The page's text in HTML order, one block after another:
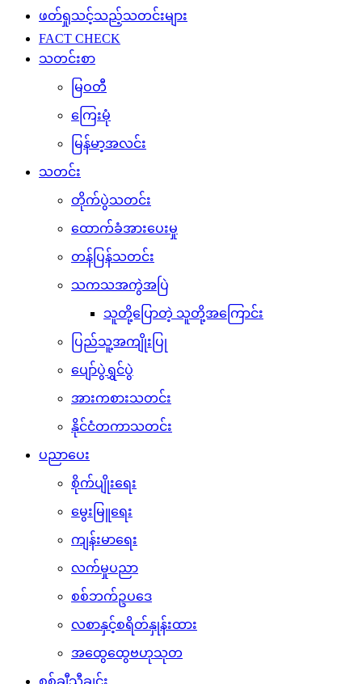
ဖတ်ရှုသင့်သည့်သတင်းများ
FACT CHECK
သတင်းစာ
မြဝတီ
ကြေးမုံ
မြန်မာ့အလင်း
သတင်း
တိုက်ပွဲသတင်း
ထောက်ခံအားပေးမှု
တန်ပြန်သတင်း
သကသအကွဲအပြဲ
သူတို့ပြောတဲ့ သူတို့အကြောင်း
ပြည်သူ့အကျိုးပြု
ပျော်ပွဲရွှင်ပွဲ
အားကစားသတင်း
နိုင်ငံတကာသတင်း
ပညာပေး
စိုက်ပျိုးရေး
မွေးမြူရေး
ကျန်းမာရေး
လက်မှုပညာ
စစ်ဘက်ဥပဒေ
လစာနှင့်စရိတ်နှုန်းထား
အထွေထွေဗဟုသုတ
စစ်ချီသီချင်း